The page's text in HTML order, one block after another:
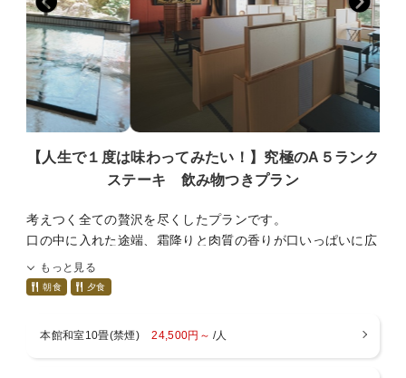
・布団のみ（３０００円）
・１歳以上、食事、布団なし（１５００円）
※小学生でもお子様ランチをご希望の場合、幼児（食事・布
団あり）をご選択ください。
■ご案内■
・チェックイン１５：００ チェックアウト１０：００
・入浴時間 チェックイン～翌朝９：３０まで
・wifi ロビー、本館新館13室のみ（無料）
・アレルギー対応不可
・キャンセル料につきましてはキャンセル規定をお読み下さ
・暖房料500円（１部屋毎）：冬季12月～3月
・貸切風呂→４５分間１５００円の予約制となります。
■アクセス■
【人生で１度は味わってみたい！】究極のA５ランク
ステーキ 飲み物つきプラン
考えつく全ての贅沢を尽くしたプランです。
口の中に入れた途端、霜降りと肉質の香りが口いっぱいに広
がるステーキ付き。柔らかくどの年代にも合います。
■プランについて■
０g）付き
もっと見る
朝食 夕食
本館和室10畳(禁煙)24,500円～ /人